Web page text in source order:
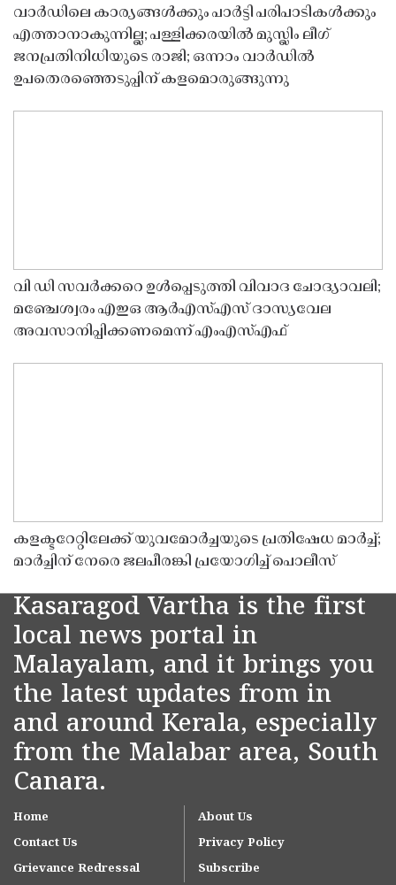
വാർഡിലെ കാര്യങ്ങൾക്കും പാർട്ടി പരിപാടികൾക്കും
എത്താനാകുന്നില്ല; പള്ളിക്കരയിൽ മുസ്ലിം ലീഗ്
ജനപ്രതിനിധിയുടെ രാജി; ഒന്നാം വാർഡിൽ
ഉപതെരഞ്ഞെടുപ്പിന് കളമൊരുങ്ങുന്നു
വി ഡി സവർക്കറെ ഉൾപ്പെടുത്തി വിവാദ ചോദ്യാവലി;
മഞ്ചേശ്വരം എഇഒ ആർഎസ്എസ് ദാസ്യവേല
അവസാനിപ്പിക്കണമെന്ന് എംഎസ്എഫ്
കളക്ടറേറ്റിലേക്ക് യുവമോർച്ചയുടെ പ്രതിഷേധ മാർച്ച്;
മാർച്ചിന് നേരെ ജലപീരങ്കി പ്രയോഗിച്ച് പൊലീസ്
Kasaragod Vartha is the first
local news portal in
Malayalam, and it brings you
the latest updates from in
and around Kerala, especially
from the Malabar area, South
Canara.
Home
About Us
Contact Us
Privacy Policy
Grievance Redressal
Subscribe